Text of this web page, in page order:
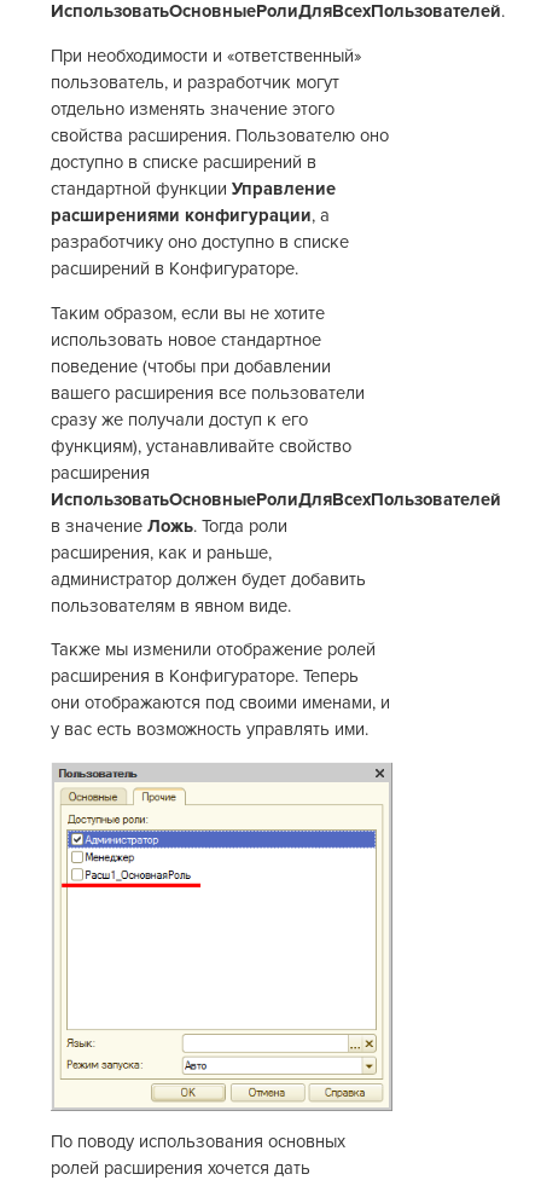
ИспользоватьОсновныеРолиДляВсехПользователей.
При необходимости и «ответственный»
пользователь, и разработчик могут
отдельно изменять значение этого
свойства расширения. Пользователю оно
доступно в списке расширений в
стандартной функцииУправление
расширениями конфигурации, а
разработчику оно доступно в списке
расширений в Конфигураторе.
Таким образом, если вы не хотите
использовать новое стандартное
поведение (чтобы при добавлении
вашего расширения все пользователи
сразу же получали доступ к его
функциям), устанавливайте свойство
расширения
ИспользоватьОсновныеРолиДляВсехПользователей
в значениеЛожь. Тогда роли
расширения, как и раньше,
администратор должен будет добавить
пользователям в явном виде.
Также мы изменили отображение ролей
расширения в Конфигураторе. Теперь
они отображаются под своими именами, и
у вас есть возможность управлять ими.
По поводу использования основных
ролей расширения хочется дать